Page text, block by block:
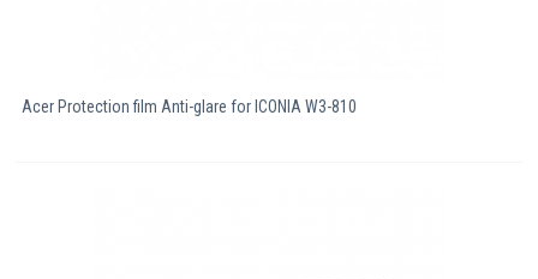
Acer Protection film Anti-glare for ICONIA W3-810